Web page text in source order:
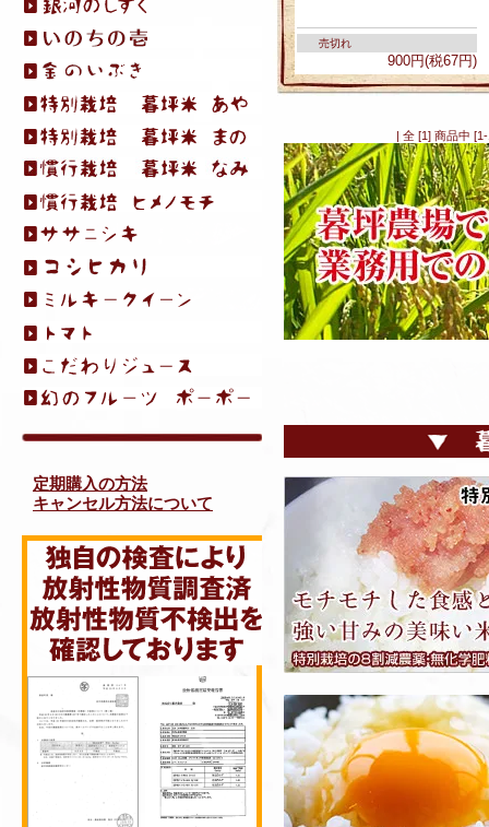
売切れ
900円(税67円)
| 全 [1] 商品中
定期購入の方法
キャンセル方法について